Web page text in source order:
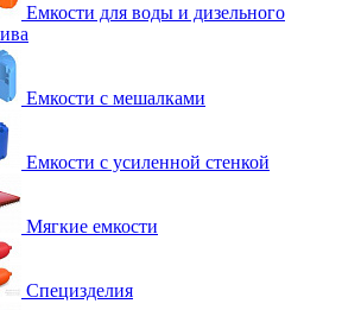
Емкости для воды и дизельного
Емкости с мешалками
Емкости с усиленной стенкой
Мягкие емкости
Специзделия